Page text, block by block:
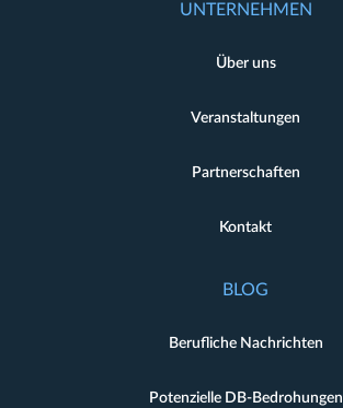
UNTERNEHMEN
Über uns
Veranstaltungen
Partnerschaften
Kontakt
BLOG
Berufliche Nachrichten
Potenzielle DB-Bedrohungen